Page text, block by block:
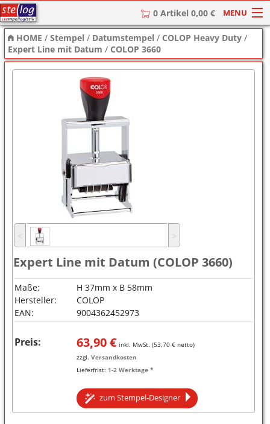
0 Artikel 0,00 € MENU
HOME
Stempel
Stempel-Textplatten
Stempelzubehör
HOME /Stempel / Datumstempel / COLOP Heavy Duty /
Expert Line mit Datum / COLOP 3660
˂ ˃
Expert Line mit Datum (COLOP 3660)
Maße:
H 37mm x B 58mm
Hersteller:
COLOP
EAN:
9004362452973
Preis: 63,90€ inkl. MwSt. (53,70€ netto)
zzgl. Versandkosten
Lieferfrist: 1-2 Werktage *
zum Stempel-Designer